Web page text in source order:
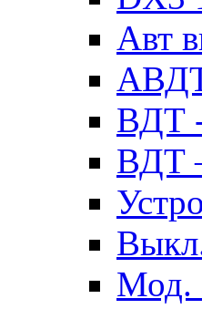
Авт
ВДТ
ВДТ
Мод.